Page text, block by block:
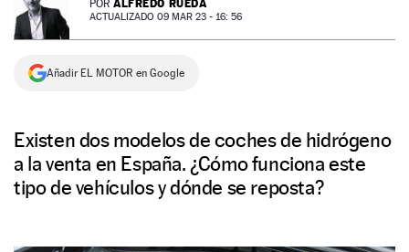
NEWSLETTER
SÍGUENOS
POR ALFREDO RUEDA
ACTUALIZADO 09 MAR 23 - 16: 56
Añadir EL MOTOR en Google
Existen dos modelos de coches de hidrógeno
a la venta en España. ¿Cómo funciona este
tipo de vehículos y dónde se reposta?